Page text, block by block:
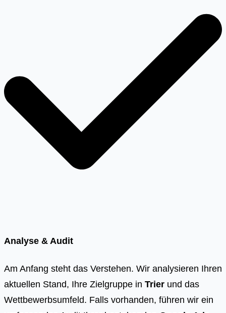
Analyse & Audit
Am Anfang steht das Verstehen. Wir analysieren Ihren
aktuellen Stand, Ihre Zielgruppe in Trier und das
Wettbewerbsumfeld. Falls vorhanden, führen wir ein